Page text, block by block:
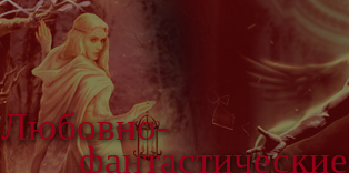
Любовно-
фантастические